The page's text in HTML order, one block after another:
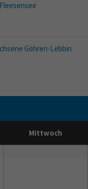
Göhren-Lebbin
Mittwoch